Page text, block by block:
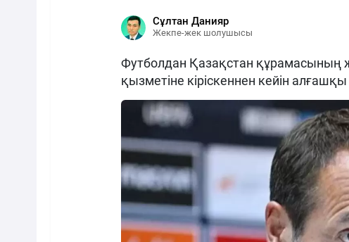
Сұлтан Данияр
Жекпе-жек шолушысы
Футболдан Қазақстан құрамасының
қызметіне кіріскеннен кейін алғашқы